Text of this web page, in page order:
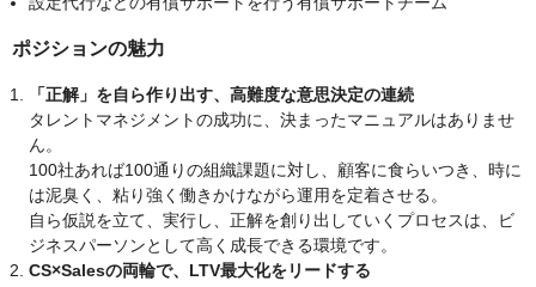
ポジションの魅力
「正解」を自ら作り出す、高難度な意思決定の連続
タレントマネジメントの成功に、決まったマニュアルはありませ
ん。
100社あれば100通りの組織課題に対し、顧客に食らいつき、時に
は泥臭く、粘り強く働きかけながら運用を定着させる。
自ら仮説を立て、実行し、正解を創り出していくプロセスは、ビ
ジネスパーソンとして高く成長できる環境です。
CS×Salesの両輪で、LTV最大化をリードする